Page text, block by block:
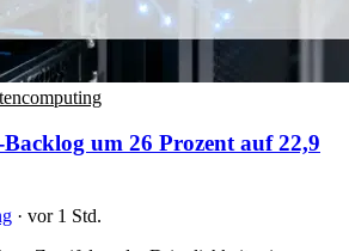
um 26 Prozent auf 22,9
· vor 1 Std.